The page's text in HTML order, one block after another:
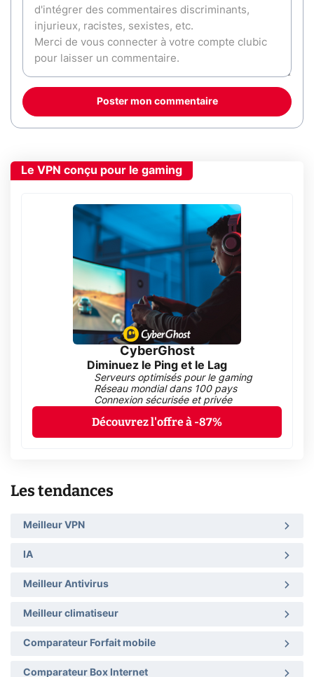
Poster mon commentaire
Le VPN conçu pour le gaming
CyberGhost
Diminuez le Ping et le Lag
Serveurs optimisés pour le gaming
Réseau mondial dans 100 pays
Connexion sécurisée et privée
Découvrez l'offre à -87%
Les tendances
Meilleur VPN
IA
Meilleur Antivirus
Meilleur climatiseur
Comparateur Forfait mobile
Comparateur Box Internet